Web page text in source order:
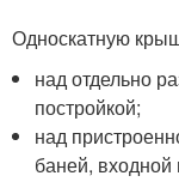
Односкатную
над отдельно
постройкой;
над
баней, входной